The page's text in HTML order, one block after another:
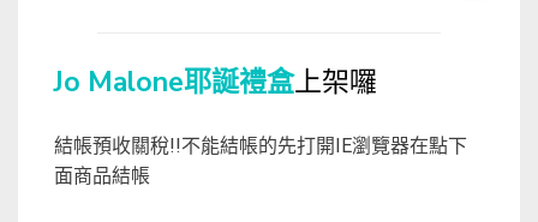
Jo Malone耶誕禮盒上架囉
結帳預收關稅!!不能結帳的先打開IE瀏覽器在點下
面商品結帳